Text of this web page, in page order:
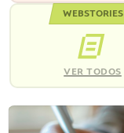
WEBSTORIES
VER TODOS